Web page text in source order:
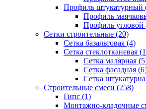
Профиль штукатурный
Профиль
Профиль угловой
Сетки строительные (20)
Сетка базальтовая (4)
Сетка стеклотканевая
Сетка малярная
Сетка фасадная
Сетка
Строительные смеси (258)
Гипс (1)
Монтажно-кладочные